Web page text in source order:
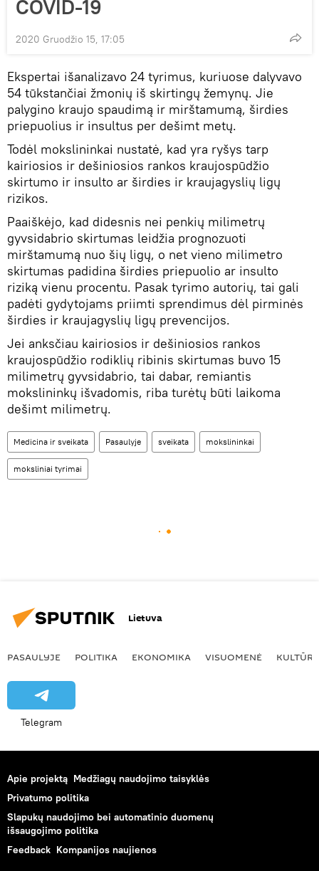
COVID-19
2020 Gruodžio 15, 17:05
Ekspertai išanalizavo 24 tyrimus, kuriuose dalyvavo
54 tūkstančiai žmonių iš skirtingų žemynų. Jie
palygino kraujo spaudimą ir mirštamumą, širdies
priepuolius ir insultus per dešimt metų.
Todėl mokslininkai nustatė, kad yra ryšys tarp
kairiosios ir dešiniosios rankos kraujospūdžio
skirtumo ir insulto ar širdies ir kraujagyslių ligų
rizikos.
Paaiškėjo, kad didesnis nei penkių milimetrų
gyvsidabrio skirtumas leidžia prognozuoti
mirštamumą nuo šių ligų, o net vieno milimetro
skirtumas padidina širdies priepuolio ar insulto
riziką vienu procentu. Pasak tyrimo autorių, tai gali
padėti gydytojams priimti sprendimus dėl pirminės
širdies ir kraujagyslių ligų prevencijos.
Jei anksčiau kairiosios ir dešiniosios rankos
kraujospūdžio rodiklių ribinis skirtumas buvo 15
milimetrų gyvsidabrio, tai dabar, remiantis
mokslininkų išvadomis, riba turėtų būti laikoma
dešimt milimetrų.
Medicina ir sveikata Pasaulyje sveikata mokslininkai
moksliniai tyrimai
Lietuva
PASAULYJE POLITIKA EKONOMIKA VISUOMENĖ KULTŪRA
Telegram
Apie projektą Medžiagų naudojimo taisyklės
Privatumo politika
Slapukų naudojimo bei automatinio duomenų
išsaugojimo politika
Feedback Kompanijos naujienos